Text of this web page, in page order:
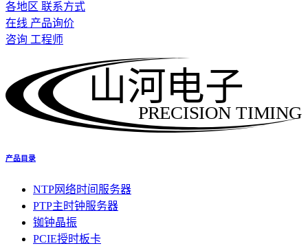
各地区 联系方式
在线 产品询价
咨询 工程师
PRECISION TIMING
山河电子
产品目录
NTP网络时间服务器
PTP主时钟服务器
铷钟晶振
PCIE授时板卡